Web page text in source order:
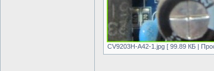
CV9203H-A42-1.jpg [ 99.89 КБ |